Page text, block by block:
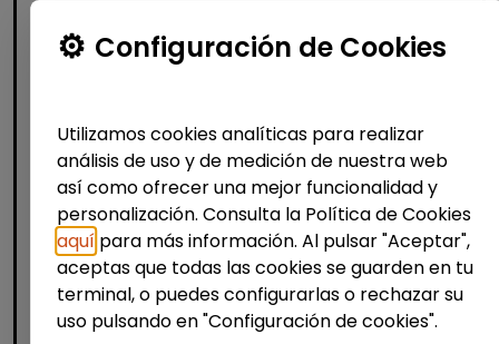
Informática y Tecnología
FUNDACIÓN GOODJOB| España(Madrid)
¿Quiénes somos? En Fundación GoodJob
trabajamos por la inclusión laboral de
PERSONAS CON DISCAPACIDAD en entornos
tecnológicos de primer nivel. ¿...
% de respuesta: 93,75%
Configuración de Cookies
Utilizamos cookies analíticas para realizar
análisis de uso y de medición de nuestra web
así como ofrecer una mejor funcionalidad y
personalización. Consulta la Política de Cookies
aquí para más información. Al pulsar "Aceptar",
aceptas que todas las cookies se guarden en tu
terminal, o puedes configurarlas o rechazar su
uso pulsando en "Configuración de cookies".